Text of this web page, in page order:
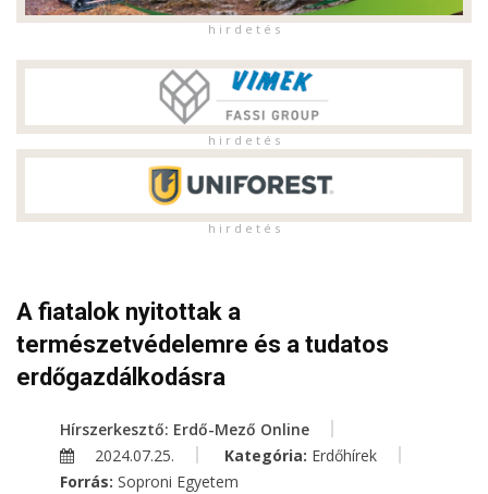
h i r d e t é s
h i r d e t é s
h i r d e t é s
A fiatalok nyitottak a
természetvédelemre és a tudatos
erdőgazdálkodásra
Hírszerkesztő: Erdő-Mező Online
2024.07.25.
Kategória: Erdőhírek
Forrás: Soproni Egyetem